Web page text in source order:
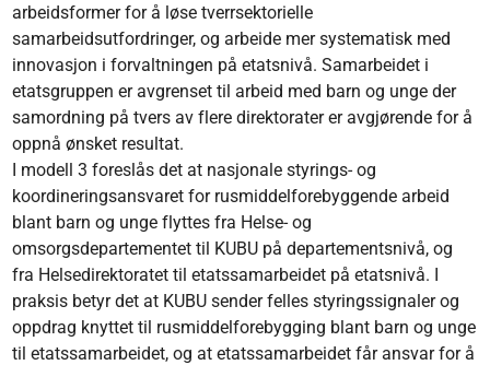
arbeidsformer for å løse tverrsektorielle
samarbeidsutfordringer, og arbeide mer systematisk med
innovasjon i forvaltningen på etatsnivå. Samarbeidet i
etatsgruppen er avgrenset til arbeid med barn og unge der
samordning på tvers av flere direktorater er avgjørende for å
oppnå ønsket resultat.
I modell 3 foreslås det at nasjonale styrings- og
koordineringsansvaret for rusmiddelforebyggende arbeid
blant barn og unge flyttes fra Helse- og
omsorgsdepartementet til KUBU på departementsnivå, og
fra Helsedirektoratet til etatssamarbeidet på etatsnivå. I
praksis betyr det at KUBU sender felles styringssignaler og
oppdrag knyttet til rusmiddelforebygging blant barn og unge
til etatssamarbeidet, og at etatssamarbeidet får ansvar for å